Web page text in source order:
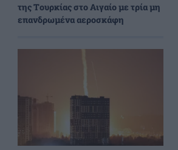
της Τουρκίας στο Αιγαίο με τρία μη
επανδρωμένα αεροσκάφη